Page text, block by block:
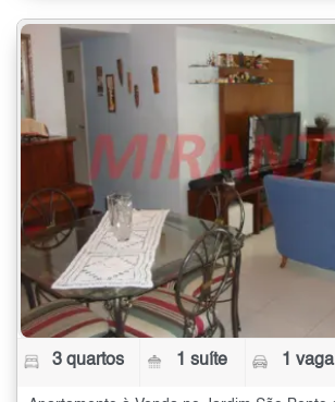
3 quartos 1 suíte 1 vaga